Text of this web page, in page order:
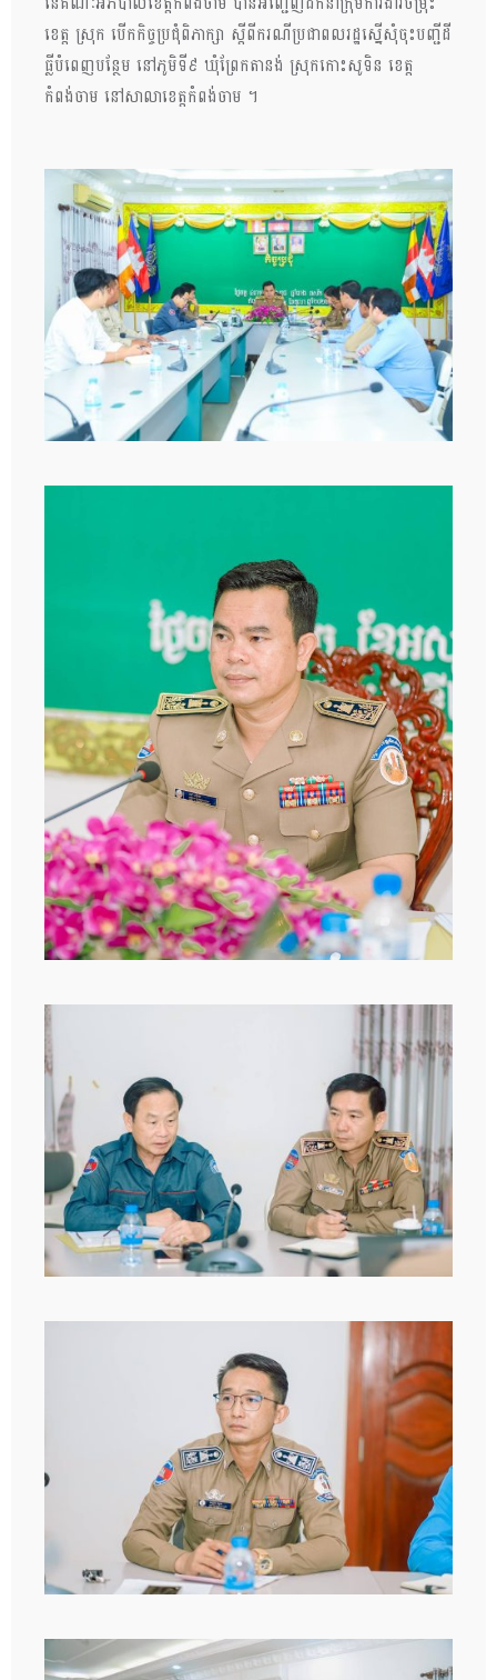
ខេត្ត ស្រុក បើកកិច្ចប្រជុំពិភាក្សា ស្តីពីករណីប្រជាពលរដ្ឋស្នើសុំចុះបញ្ជីដី​
ធ្លីបំពេញបន្ថែម នៅភូមិទី៩ ឃុំព្រែកតានង់ ស្រុកកោះសូទិន ខេត្ត
កំពង់ចាម នៅសាលាខេត្ដកំពង់ចាម ។